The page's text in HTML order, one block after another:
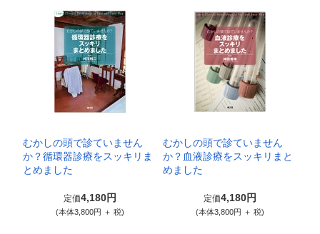
むかしの頭で診ていません
か？循環器診療をスッキリま
とめました
定価4,180円
(本体3,800円 ＋ 税)
むかしの頭で診ていません
か？血液診療をスッキリまと
めました
定価4,180円
(本体3,800円 ＋ 税)